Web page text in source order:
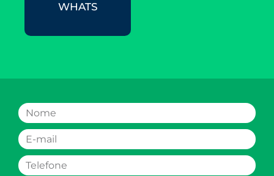
WHATS